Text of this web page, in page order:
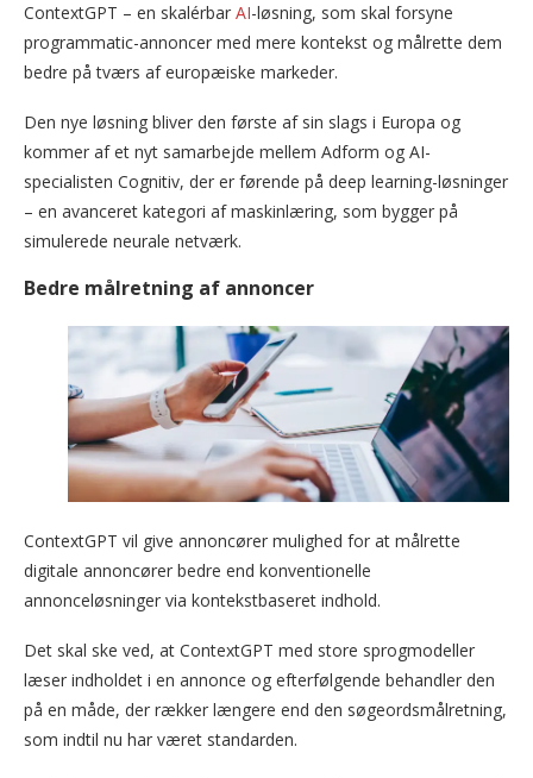
ContextGPT – en skalérbar AI-løsning, som skal forsyne
programmatic-annoncer med mere kontekst og målrette dem
bedre på tværs af europæiske markeder.
Den nye løsning bliver den første af sin slags i Europa og
kommer af et nyt samarbejde mellem Adform og AI-
specialisten Cognitiv, der er førende på deep learning-løsninger
– en avanceret kategori af maskinlæring, som bygger på
simulerede neurale netværk.
Bedre målretning af annoncer
ContextGPT vil give annoncører mulighed for at målrette
digitale annoncører bedre end konventionelle
annonceløsninger via kontekstbaseret indhold.
Det skal ske ved, at ContextGPT med store sprogmodeller
læser indholdet i en annonce og efterfølgende behandler den
på en måde, der rækker længere end den søgeordsmålretning,
som indtil nu har været standarden.